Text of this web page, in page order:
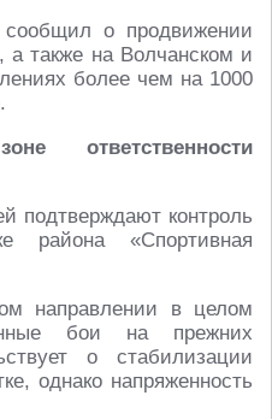
о продвижении
также на Волчанском и
более чем на 1000
ответственности
подтверждают контроль
района «Спортивная
направлении в целом
бои на прежних
о стабилизации
однако напряженность